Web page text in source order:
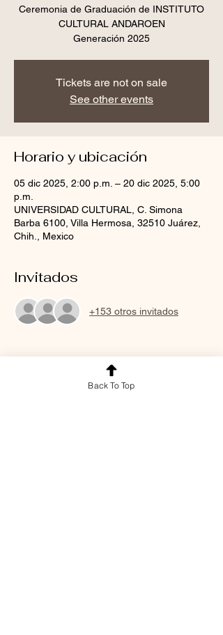
Ceremonia de Graduación de INSTITUTO
CULTURAL ANDAROEN
Generación 2025
Tickets are not on sale
See other events
Horario y ubicación
05 dic 2025, 2:00 p.m. – 20 dic 2025, 5:00
p.m.
UNIVERSIDAD CULTURAL, C. Simona
Barba 6100, Villa Hermosa, 32510 Juárez,
Chih., Mexico
Invitados
+153 otros invitados
Compartir este evento
Back To Top